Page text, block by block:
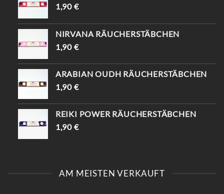
1,90 €
NIRVANA RÄUCHERSTÄBCHEN
1,90 €
ARABIAN OUDH RÄUCHERSTÄBCHEN
1,90 €
REIKI POWER RÄUCHERSTÄBCHEN
1,90 €
AM MEISTEN VERKAUFT